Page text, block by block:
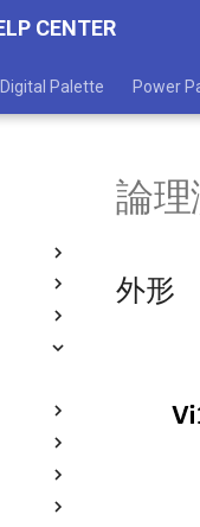
CENTER
Digital Palette Power
一覧
論理
外形